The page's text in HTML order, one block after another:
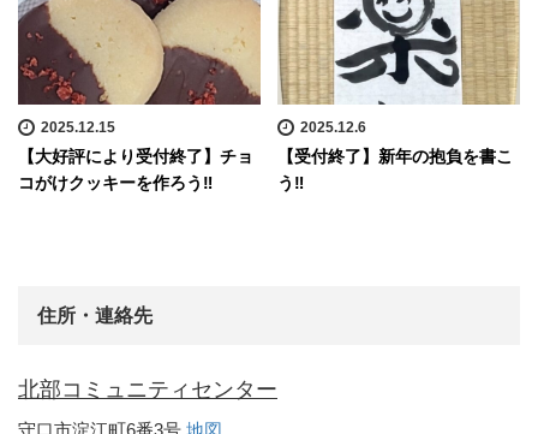
2025.12.15
【大好評により受付終了】チョ
コがけクッキーを作ろう‼
2025.12.6
【受付終了】新年の抱負を書こ
う‼
住所・連絡先
北部コミュニティセンター
守口市淀江町6番3号 地図